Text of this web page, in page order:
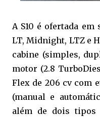
A S10 é ofertada em
LT, Midnight, LTZ e
cabine (simples,
motor (2.8
Flex de 206 cv com
(manual e
além de dois tipos